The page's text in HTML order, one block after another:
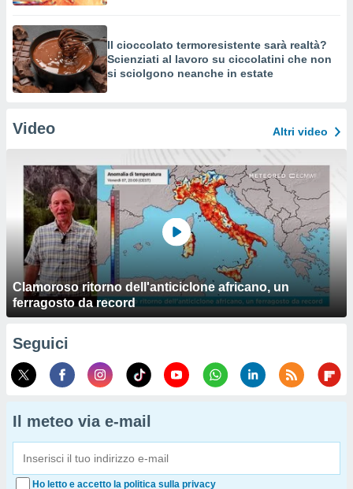
Il cioccolato termoresistente sarà realtà?
Scienziati al lavoro su ciccolatini che non
si sciolgono neanche in estate
Video Altri video
Clamoroso ritorno dell'anticiclone africano, un
ferragosto da record
Seguici
Il meteo via e-mail
Ho letto e accetto la politica sulla privacy